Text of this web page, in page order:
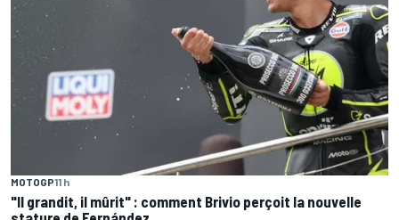
MOTOGP11 h
"Il grandit, il mûrit" : comment Brivio perçoit la nouvelle